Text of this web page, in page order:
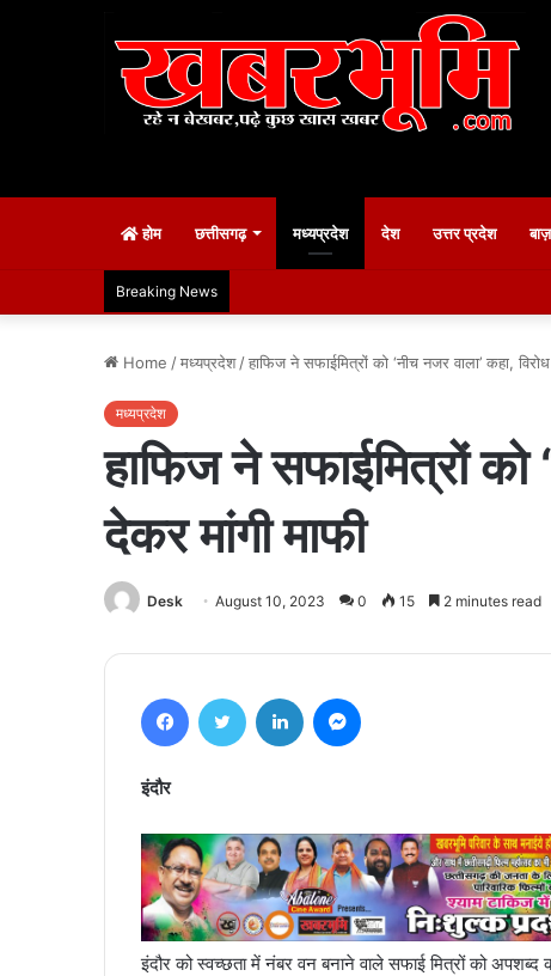
होम छत्तीसगढ़ मध्यप्रदेश देश उत्तर प्रदेश
Breaking News
Home /मध्यप्रदेश /हाफिज ने सफाईमित्रों को ‘नीच नजर वाला’ कहा,
मध्यप्रदेश
हाफिज ने सफाईमित्रों को
देकर मांगी माफी
Desk August 10, 2023 0 15 2 minutes read
इंदौर
इंदौर को स्वच्छता में नंबर वन बनाने वाले सफाई मित्रों को अपशब्द